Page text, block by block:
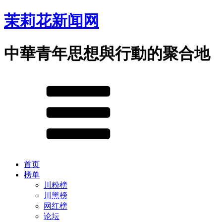
茉莉花新闻网
中華青年思想與行動的聚合地
首页
榜单
川粉榜
川黑榜
网红榜
论坛